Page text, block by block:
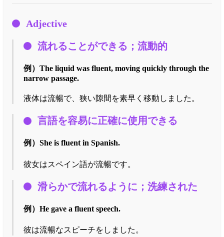
Adjective
流れることができる；流動的
例） The liquid was fluent, moving quickly through the
narrow passage.
液体は流暢で、狭い隙間を素早く移動しました。
言語を容易に正確に使用できる
例） She is fluent in Spanish.
彼女はスペイン語が流暢です。
滑らかで流れるように；洗練された
例） He gave a fluent speech.
彼は流暢なスピーチをしました。